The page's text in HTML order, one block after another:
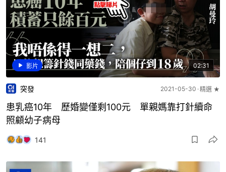
影片 02:31
突發 2021-05-30 精選 ★
患乳癌10年 歷婚變僅剩100元 單親媽靠打針續命
照顧幼子病母
141